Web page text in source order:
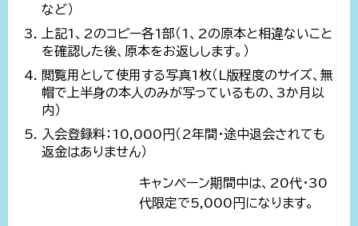
など）
上記1、2のコピー各1部（1、2の原本と相違ないこと
を確認した後、原本をお返しします。）
閲覧用として使用する写真1枚（L版程度のサイズ、無
帽で上半身の本人のみが写っているもの、3か月以
内）
入会登録料：10,000円（2年間・途中退会されても
返金はありません）
キャンペーン期間中は、20代・30
代限定で5,000円になります。